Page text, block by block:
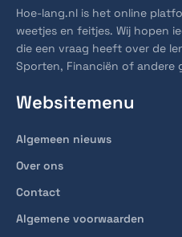
Hoe-lang.nl is het online
weetjes en feitjes. Wij hopen
die een vraag heeft over de
Sporten, Financiën of andere
Websitemenu
Algemeen nieuws
Over ons
Contact
Algemene voorwaarden